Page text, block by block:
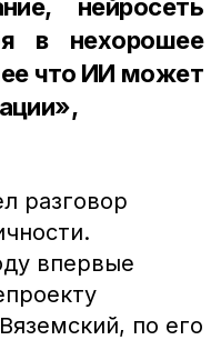
нейросеть
в нехорошее
что ИИ может
разговор
впервые
по его